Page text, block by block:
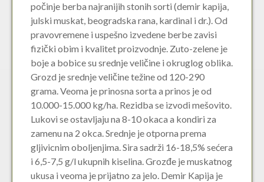
počinje berba najranijih stonih sorti (demir kapija,
julski muskat, beogradska rana, kardinal i dr.). Od
pravovremene i uspešno izvedene berbe zavisi
fizički obim i kvalitet proizvodnje. Zuto-zelene je
boje a bobice su srednje veličine i okruglog oblika.
Grozd je srednje veličine težine od 120-290
grama. Veoma je prinosna sorta a prinos je od
10.000-15.000 kg/ha. Rezidba se izvodi mešovito.
Lukovi se ostavljaju na 8-10 okaca a kondiri za
zamenu na 2 okca. Srednje je otporna prema
gljivicnim oboljenjima. Sira sadrži 16-18,5% sećera
i 6,5-7,5 g/l ukupnih kiselina. Grozđe je muskatnog
ukusa i veoma je prijatno za jelo. Demir Kapija je